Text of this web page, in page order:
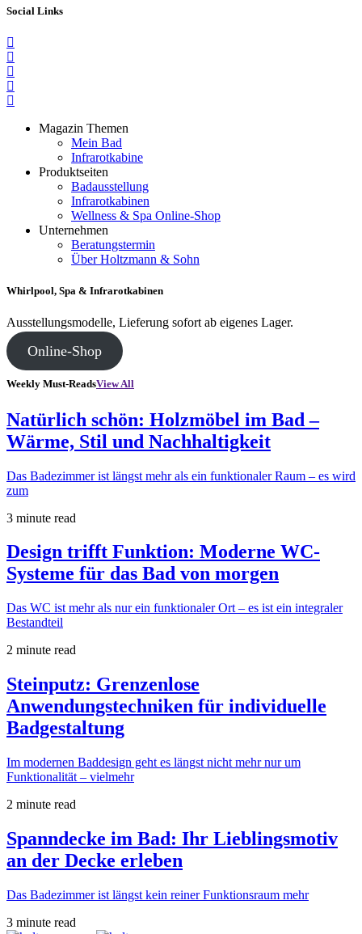
Social Links
Magazin Themen
Mein Bad
Infrarotkabine
Produktseiten
Badausstellung
Infrarotkabinen
Wellness & Spa Online-Shop
Unternehmen
Beratungstermin
Über Holtzmann & Sohn
Whirlpool, Spa & Infrarotkabinen
Ausstellungsmodelle, Lieferung sofort ab eigenes Lager.
Online-Shop
Weekly Must-ReadsView All
Natürlich schön: Holzmöbel im Bad –
Wärme, Stil und Nachhaltigkeit
Das Badezimmer ist längst mehr als ein funktionaler Raum – es wird
zum
3 minute read
Design trifft Funktion: Moderne WC-
Systeme für das Bad von morgen
Das WC ist mehr als nur ein funktionaler Ort – es ist ein integraler
Bestandteil
2 minute read
Steinputz: Grenzenlose
Anwendungstechniken für individuelle
Badgestaltung
Im modernen Baddesign geht es längst nicht mehr nur um
Funktionalität – vielmehr
2 minute read
Spanndecke im Bad: Ihr Lieblingsmotiv
an der Decke erleben
Das Badezimmer ist längst kein reiner Funktionsraum mehr
3 minute read